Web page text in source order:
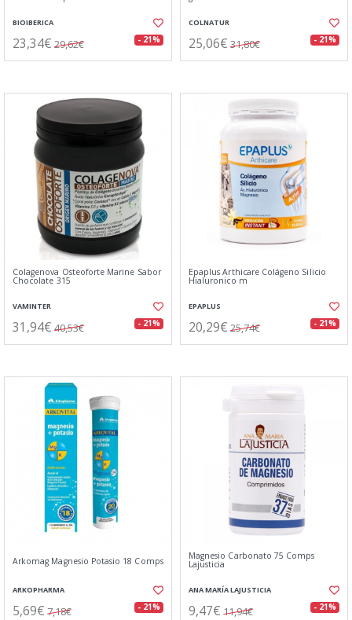
BIOIBERICA
23,34€ 29,62€ - 21%
COLNATUR
25,06€ 31,80€ - 21%
Colagenova Osteoforte Marine Sabor
Chocolate 315
VAMINTER
31,94€ 40,53€ - 21%
Epaplus Arthicare Colágeno Silicio
Hialuronico m
EPAPLUS
20,29€ 25,74€ - 21%
Arkomag Magnesio Potasio 18 Comps
ARKOPHARMA
5,69€ 7,18€ - 21%
Magnesio Carbonato 75 Comps
Lajusticia
ANA MARÍA LAJUSTICIA
9,47€ 11,94€ - 21%